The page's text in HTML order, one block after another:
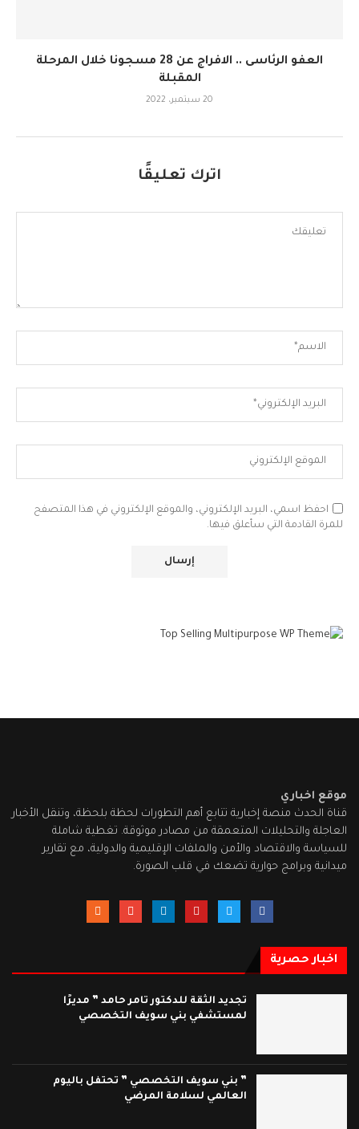
العفو الرئاسى .. الافراج عن 28 مسجونا خلال المرحلة
المقبلة
20 سبتمبر، 2022
اترك تعليقًا
احفظ اسمي، البريد الإلكتروني، والموقع الإلكتروني في هذا المتصفح
للمرة القادمة التي سأعلق فيها.
موقع اخباري
قناة الحدث منصة إخبارية تتابع أهم التطورات لحظة بلحظة، وتنقل الأخبار
العاجلة والتحليلات المتعمقة من مصادر موثوقة. تغطية شاملة
للسياسة والاقتصاد والأمن والملفات الإقليمية والدولية، مع تقارير
ميدانية وبرامج حوارية تضعك في قلب الصورة.
اخبار حصرية
تجديد الثقة للدكتور تامر حامد ” مديرًا
لمستشفي بني سويف التخصصي
” بني سويف التخصصي ” تحتفل باليوم
العالمي لسلامة المرضي